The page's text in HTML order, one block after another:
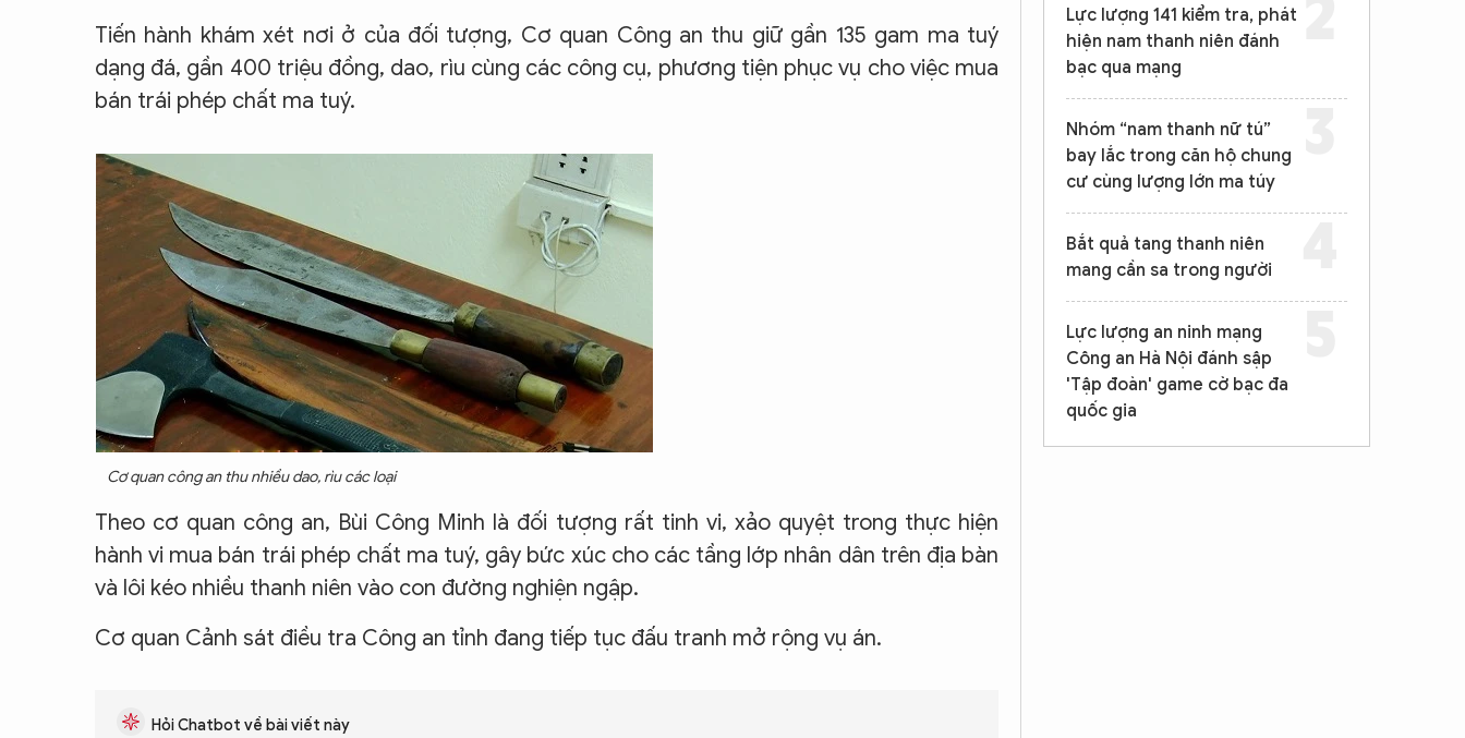
Tiến hành khám xét nơi ở của đối tượng, Cơ quan Công an thu giữ gần 135 gam ma tuý
dạng đá, gần 400 triệu đồng, dao, rìu cùng các công cụ, phương tiện phục vụ cho việc mua
bán trái phép chất ma tuý.
Cơ quan công an thu nhiều dao, rìu các loại
Theo cơ quan công an, Bùi Công Minh là đối tượng rất tinh vi, xảo quyệt trong thực hiện
hành vi mua bán trái phép chất ma tuý, gây bức xúc cho các tầng lớp nhân dân trên địa bàn
và lôi kéo nhiều thanh niên vào con đường nghiện ngập.
Cơ quan Cảnh sát điều tra Công an tỉnh đang tiếp tục đấu tranh mở rộng vụ án.
Hỏi Chatbot về bài viết này
Lực lượng 141 kiểm tra, phát
hiện nam thanh niên đánh
bạc qua mạng
Nhóm “nam thanh nữ tú”
bay lắc trong căn hộ chung
cư cùng lượng lớn ma túy
Bắt quả tang thanh niên
mang cần sa trong người
Lực lượng an ninh mạng
Công an Hà Nội đánh sập
'Tập đoàn' game cờ bạc đa
quốc gia